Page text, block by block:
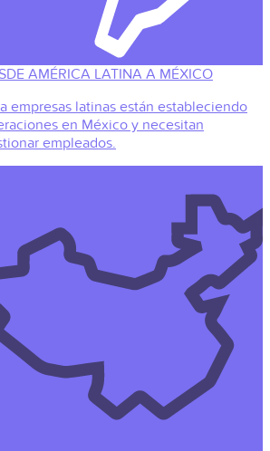
AMÉRICA LATINA A MÉXICO
empresas latinas están estableciendo
en México y necesitan
empleados.